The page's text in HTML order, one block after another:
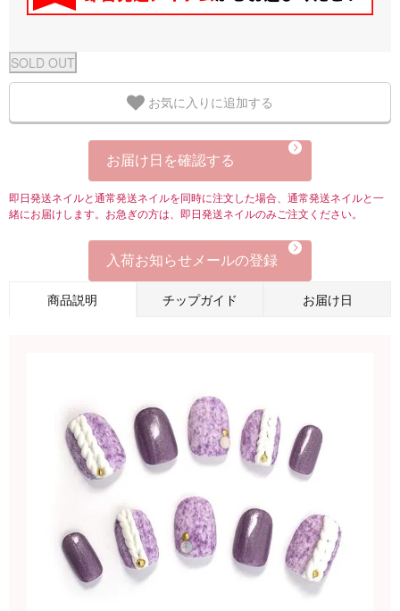
お気に入りに追加する
お届け日を確認する
即日発送ネイルと通常発送ネイルを同時に注文した場合、通常発送ネイルと一
緒にお届けします。お急ぎの方は、即日発送ネイルのみご注文ください。
入荷お知らせメールの登録
商品説明 チップガイド お届け日